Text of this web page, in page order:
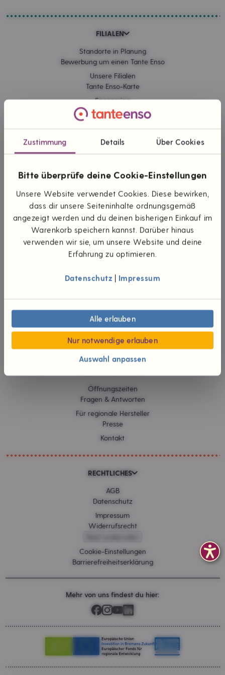
Zustimmung Details Über Cookies
Bitte überprüfe deine Cookie-Einstellungen
Unsere Website verwendet Cookies. Diese bewirken,
dass dir unsere Seiteninhalte ordnungsgemäß
angezeigt werden und du deinen bisherigen Einkauf im
Warenkorb speichern kannst. Darüber hinaus
verwenden wir sie, um unsere Website und deine
Erfahrung zu optimieren.
Datenschutz Impressum
Alle erlauben
Auswahl anpassen
Nur notwendige erlauben
FILIALEN
Standorte in Planung
Bewerbung um einen Tante Enso
Unsere Filialen
Tante Enso-Karte
Sponsoring
Kommissionskauf
ONLINE EINKAUFEN
Zahlungsarten
Themen & Marken
UNTERNEHMEN
Die Idee
Unsere Werte
Wünsch dir was
Neuigkeiten
Verantwortliche
Karriere
Jobs
Öffnungszeiten
Fragen & Antworten
Für regionale Hersteller
Presse
Kontakt
RECHTLICHES
AGB
Datenschutz
Impressum
Widerrufsrecht
Cookie-Einstellungen
Barrierefreiheitserklärung
Mehr von uns findest du hier: